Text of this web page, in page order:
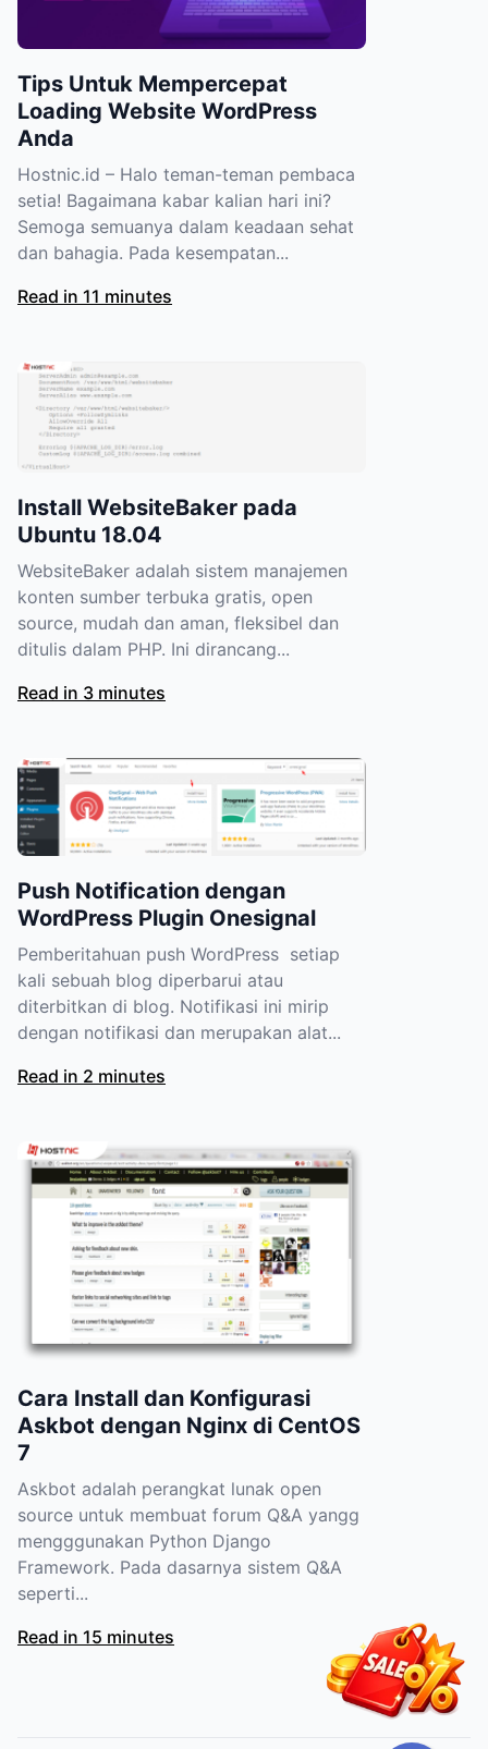
Tips Untuk Mempercepat
Loading Website WordPress
Anda
Hostnic.id – Halo teman-teman pembaca
setia! Bagaimana kabar kalian hari ini?
Semoga semuanya dalam keadaan sehat
dan bahagia. Pada kesempatan...
Read in 11 minutes
Install WebsiteBaker pada
Ubuntu 18.04
WebsiteBaker adalah sistem manajemen
konten sumber terbuka gratis, open
source, mudah dan aman, fleksibel dan
ditulis dalam PHP. Ini dirancang...
Read in 3 minutes
Push Notification dengan
WordPress Plugin Onesignal
Pemberitahuan push WordPress setiap
kali sebuah blog diperbarui atau
diterbitkan di blog. Notifikasi ini mirip
dengan notifikasi dan merupakan alat...
Read in 2 minutes
Cara Install dan Konfigurasi
Askbot dengan Nginx di CentOS
7
Askbot adalah perangkat lunak open
source untuk membuat forum Q&A yangg
mengggunakan Python Django
Framework. Pada dasarnya sistem Q&A
seperti...
Read in 15 minutes